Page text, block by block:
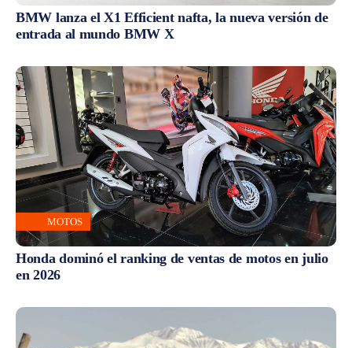
BMW lanza el X1 Efficient nafta, la nueva versión de
entrada al mundo BMW X
MOTOS
Honda dominó el ranking de ventas de motos en julio
en 2026